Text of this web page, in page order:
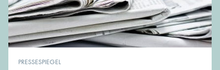
PRESSESPIEGEL